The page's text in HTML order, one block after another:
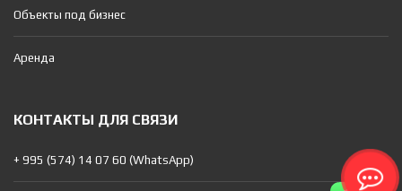
Объекты под бизнес
Аренда
КОНТАКТЫ ДЛЯ СВЯЗИ
+ 995 (574) 14 07 60 (WhatsApp)